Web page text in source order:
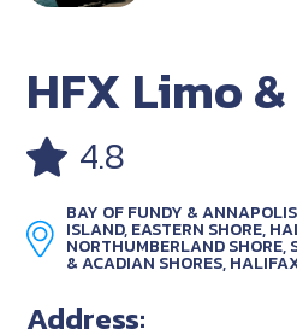
HFX Limo
4.8
BAY OF FUNDY &
ISLAND, EASTERN SHORE,
NORTHUMBERLAND SHORE,
& ACADIAN SHORES,
Address: